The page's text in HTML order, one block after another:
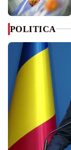
POLITICA